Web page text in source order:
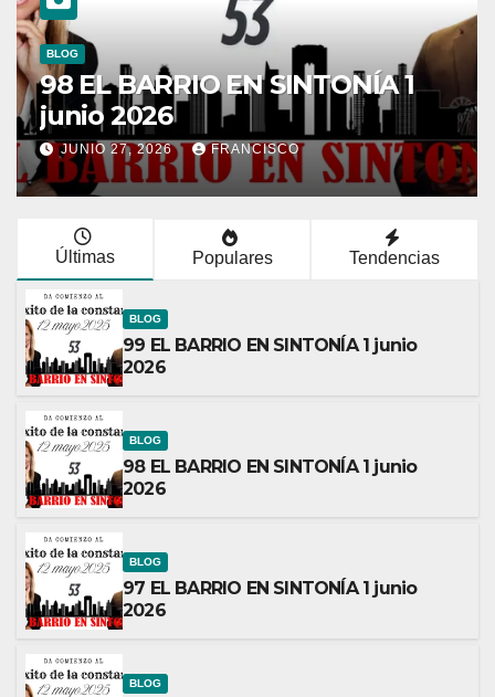
BLOG
97 EL BARRIO EN SINTONÍA 1
junio 2026
JUNIO 27, 2026 FRANCISCO
Últimas Populares Tendencias
BLOG
99 EL BARRIO EN SINTONÍA 1 junio
2026
BLOG
98 EL BARRIO EN SINTONÍA 1 junio
2026
BLOG
97 EL BARRIO EN SINTONÍA 1 junio
2026
BLOG